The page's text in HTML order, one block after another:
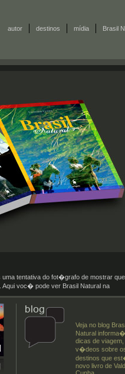
autor destinos mídia Brasil
tentativa do fot�grafo de mostrar que
voc� pode ver Brasil Natural na
Veja no blog
Natural
dicas de
v�deos sobre
destinos que
novo livro de